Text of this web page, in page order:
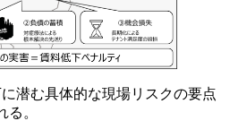
潜む具体的な現場リスクの要点
。